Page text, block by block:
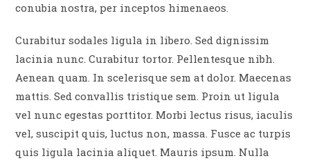
conubia nostra, per inceptos himenaeos.
Curabitur sodales ligula in libero. Sed dignissim
lacinia nunc. Curabitur tortor. Pellentesque nibh.
Aenean quam. In scelerisque sem at dolor. Maecenas
mattis. Sed convallis tristique sem. Proin ut ligula
vel nunc egestas porttitor. Morbi lectus risus, iaculis
vel, suscipit quis, luctus non, massa. Fusce ac turpis
quis ligula lacinia aliquet. Mauris ipsum. Nulla